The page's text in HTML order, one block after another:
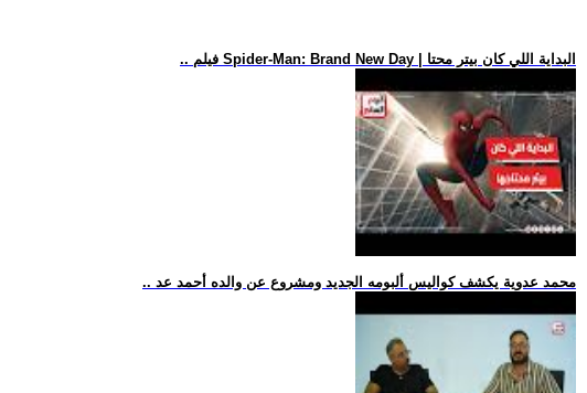
.. فيلم Spider-Man: Brand New Day | البداية اللي كان بيتر محتا
.. محمد عدوية يكشف كواليس ألبومه الجديد ومشروع عن والده أحمد عد